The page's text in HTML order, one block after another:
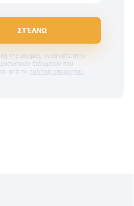
ΣΤΈΛΝΩ
της φόρμας, συναινείτε στην
δεδομένων που
από το πολιτική απορρήτου.